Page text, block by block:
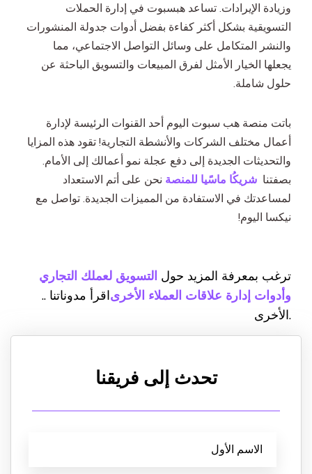
وزيادة الإيرادات. تساعد هبسبوت في إدارة الحملات
التسويقية بشكل أكثر كفاءة بفضل أدوات جدولة المنشورات
والنشر المتكامل على وسائل التواصل الاجتماعي، مما
يجعلها الخيار الأمثل لفرق المبيعات والتسويق الباحثة عن
حلول شاملة.
باتت منصة هب سبوت اليوم أحد القنوات الرئيسة لإدارة
أعمال مختلف الشركات والأنشطة التجارية! تقود هذه المزايا
والتحديثات الجديدة إلى دفع عجلة نمو أعمالك إلى الأمام.
بصفتنا شريكُا ماسًيا للمنصة نحن على أتم الاستعداد
لمساعدتك في الاستفادة من المميزات الجديدة. تواصل مع
نيكسا اليوم!
ترغب بمعرفة المزيد حول التسويق لعملك التجاري
وأدوات إدارة علاقات العملاء الأخرى
.. اقرأ مدوناتنا
الأخرى.
تحدث إلى فريقنا